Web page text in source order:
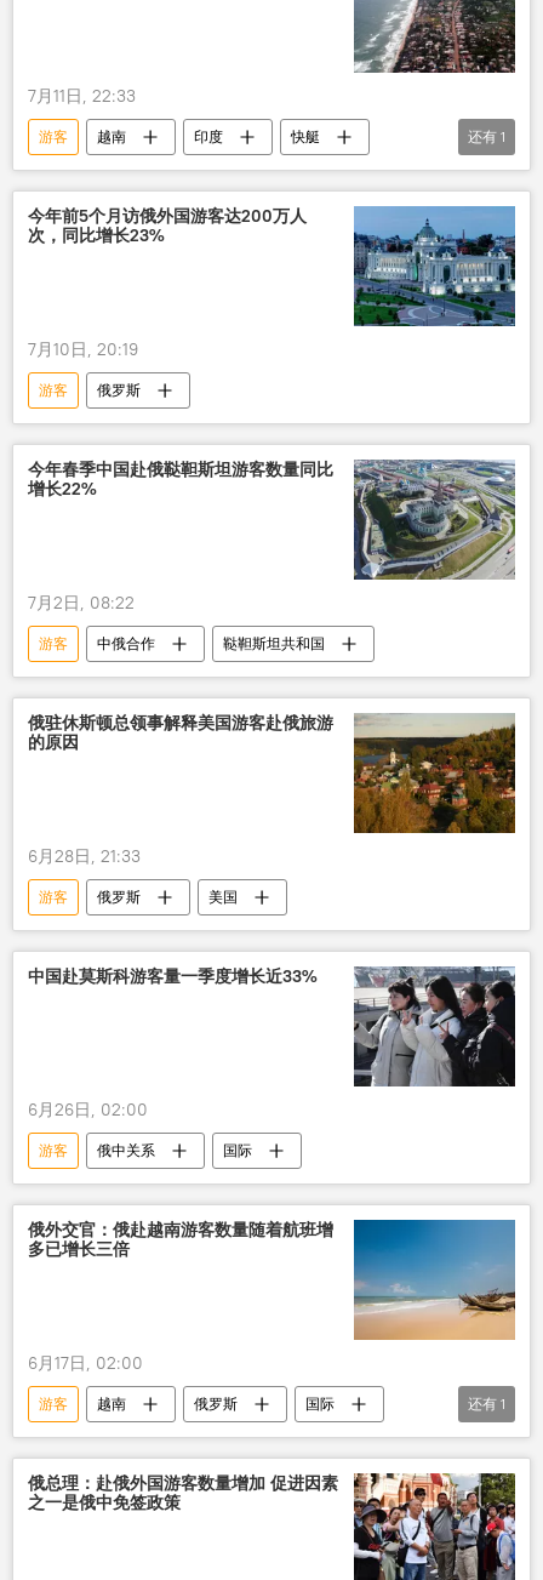
7月11日, 22:33
游客 越南 印度
快艇
死亡
还有 1
今年前5个月访俄外国游客达200万人
次，同比增长23%
7月10日, 20:19
游客 俄罗斯
今年春季中国赴俄鞑靼斯坦游客数量同比
增长22%
7月2日, 08:22
游客 中俄合作 鞑靼斯坦共和国
俄驻休斯顿总领事解释美国游客赴俄旅游
的原因
6月28日, 21:33
游客 俄罗斯 美国
中国赴莫斯科游客量一季度增长近33%
6月26日, 02:00
游客 俄中关系 国际
俄外交官：俄赴越南游客数量随着航班增
多已增长三倍
6月17日, 02:00
游客 越南 俄罗斯
国际
2026年俄罗斯东盟峰会
还有 1
俄总理：赴俄外国游客数量增加 促进因素
之一是俄中免签政策